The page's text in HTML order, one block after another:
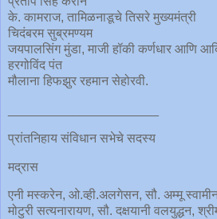
के. कामराज, तामिळनाडूचे तिसरे मुख्यमंत्री
चिदंबरम सुब्रमण्यम
जयपालसिंग मुंडा, माजी हॉकी कर्णधार आणि
हरगोविंद पंत
मौलाना हिफझुर रहमान सेहोरवी.
प्रांतनिहाय संविधान सभेचे सदस्य
मद्रास
एनी मस्करेन, ओ.व्ही.अलगेसन, सौ. अम्मू
मोटुरी सत्यनारायण, सौ. दक्षयानी वलयुद्धन,